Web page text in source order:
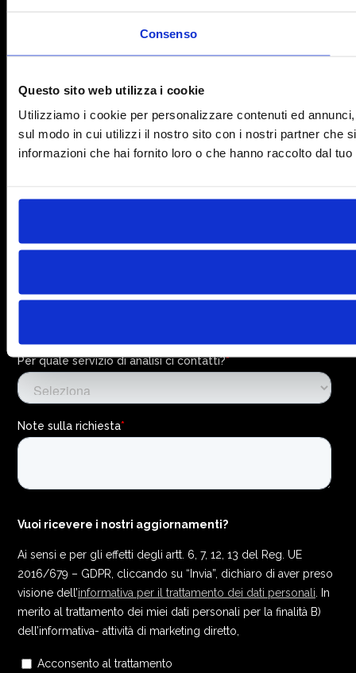
Consenso
Questo sito web utilizza i cookie
Utilizziamo i cookie per personalizzare contenuti ed
sul modo in cui utilizzi il nostro sito con i nostri partner che
informazioni che hai fornito loro o che hanno raccolto dal